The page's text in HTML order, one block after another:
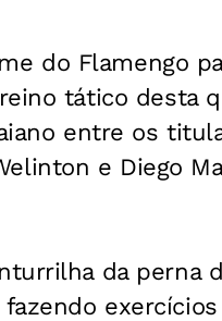
do Flamengo
tático desta
entre os
e Diego
da perna
exercícios